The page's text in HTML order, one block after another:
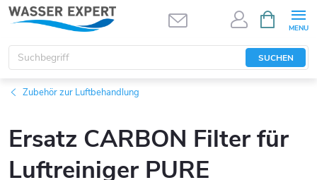
Zum
Inhalt
springen
SUCHEN
Zubehör zur Luftbehandlung
Ersatz CARBON Filter für
Luftreiniger PURE